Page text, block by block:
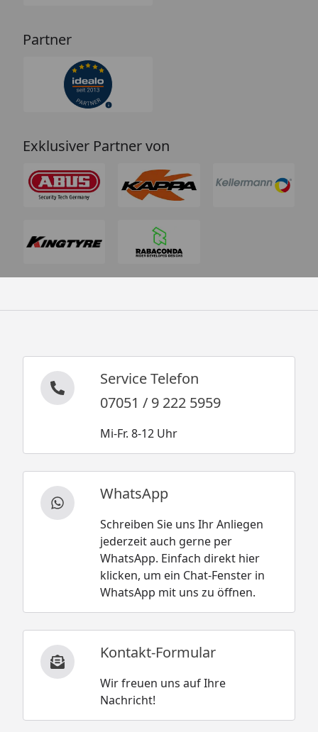
Partner
Exklusiver Partner von
Service Telefon
07051 / 9 222 5959
Mi-Fr. 8-12 Uhr
WhatsApp
Schreiben Sie uns Ihr Anliegen
jederzeit auch gerne per
WhatsApp. Einfach direkt hier
klicken, um ein Chat-Fenster in
WhatsApp mit uns zu öffnen.
Kontakt-Formular
Wir freuen uns auf Ihre
Nachricht!